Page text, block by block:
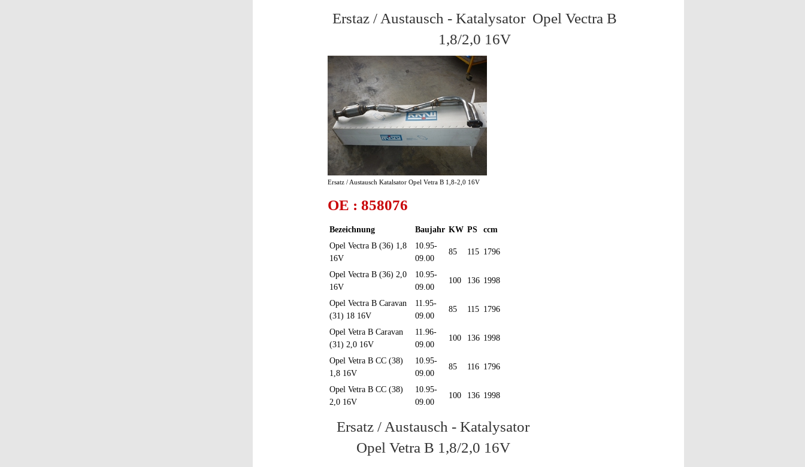
Erstaz / Austausch - Katalysator Opel Vectra B
1,8/2,0 16V
Ersatz / Austausch Katalsator Opel Vetra B 1,8-2,0 16V
OE : 858076
Bezeichnung Baujahr KW PS
ccm
Opel Vectra B (36) 1,8
16V
10.95-
09.00
85 115 1796
Opel Vectra B (36) 2,0
16V
10.95-
09.00
100 136 1998
Opel Vectra B Caravan
(31) 18 16V
11.95-
09.00
85 115 1796
Opel Vetra B Caravan
(31) 2,0 16V
11.96-
09.00
100 136 1998
Opel Vetra B CC (38)
1,8 16V
10.95-
09.00
85 116 1796
Opel Vetra B CC (38)
2,0 16V
10.95-
09.00
100 136 1998
Ersatz / Austausch - Katalysator
Opel Vetra B 1,8/2,0 16V